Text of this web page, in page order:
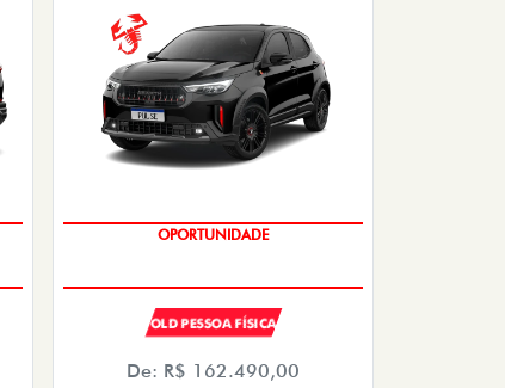
SAIA DE FIAT 0KM
OLD PESSOA FÍSICA
De: R$ 162.490,00